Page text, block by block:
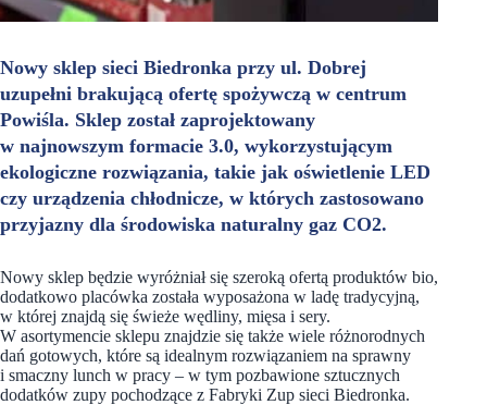
Nowy sklep sieci Biedronka przy ul. Dobrej
uzupełni brakującą ofertę spożywczą w centrum
Powiśla. Sklep został zaprojektowany
w najnowszym formacie 3.0, wykorzystującym
ekologiczne rozwiązania, takie jak oświetlenie LED
czy urządzenia chłodnicze, w których zastosowano
przyjazny dla środowiska naturalny gaz CO2.
Nowy sklep będzie wyróżniał się szeroką ofertą produktów bio,
dodatkowo placówka została wyposażona w ladę tradycyjną,
w której znajdą się świeże wędliny, mięsa i sery.
W asortymencie sklepu znajdzie się także wiele różnorodnych
dań gotowych, które są idealnym rozwiązaniem na sprawny
i smaczny lunch w pracy – w tym pozbawione sztucznych
dodatków zupy pochodzące z Fabryki Zup sieci Biedronka.